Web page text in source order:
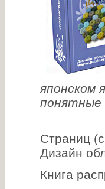
японском
понятные
Страниц
Дизайн
Книга